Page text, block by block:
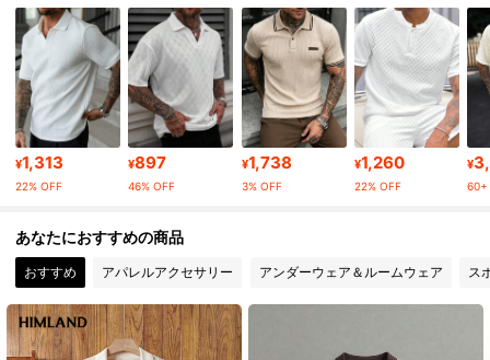
4.86 169K フォロワー
4.86 169K フォロワー
4.86 169K フォロワー
4.86 169K フォロワー
4.86 169K フォロワー
¥1,313
22% OFF
¥897
46% OFF
¥1,738
3% OFF
¥1,260
22% OFF
¥
60+
あなたにおすすめの商品
おすすめ アパレルアクセサリー アンダーウェア＆ルームウェア ス